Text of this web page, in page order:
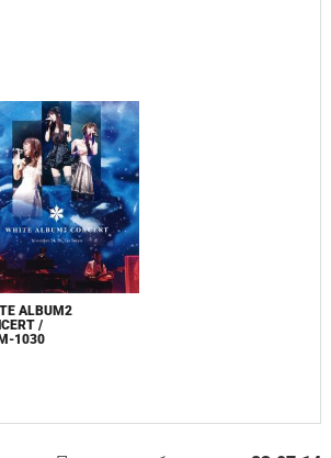
ALBUM2
/
1030